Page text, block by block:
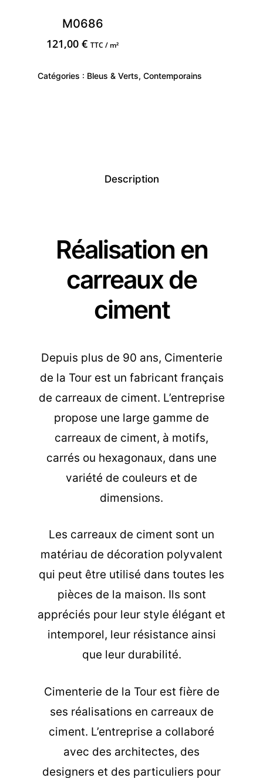
M0686
121,00€ TTC / m²
Catégories : Bleus & Verts, Contemporains
Description
Réalisation en
carreaux de
ciment
Depuis plus de 90 ans, Cimenterie
de la Tour est un fabricant français
de carreaux de ciment. L’entreprise
propose une large gamme de
carreaux de ciment, à motifs,
carrés ou hexagonaux, dans une
variété de couleurs et de
dimensions.
Les carreaux de ciment sont un
matériau de décoration polyvalent
qui peut être utilisé dans toutes les
pièces de la maison. Ils sont
appréciés pour leur style élégant et
intemporel, leur résistance ainsi
que leur durabilité.
Cimenterie de la Tour est fière de
ses réalisations en carreaux de
ciment. L’entreprise a collaboré
avec des architectes, des
designers et des particuliers pour